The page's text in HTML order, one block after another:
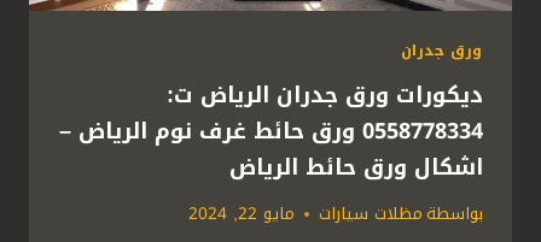
ورق جدران
ديكورات ورق جدران الرياض ت:
0558778334 ورق حائط غرف نوم الرياض –
اشكال ورق حائط الرياض
بواسطةمظلات سيارات مايو 22, 2024